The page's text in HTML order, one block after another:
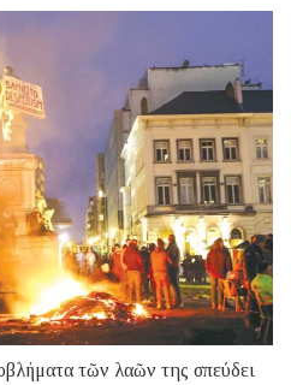
τῶν λαῶν της σπεύδει